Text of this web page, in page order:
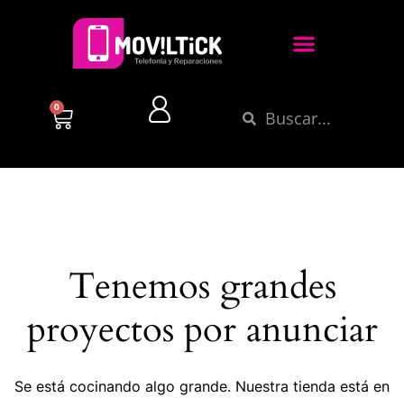
0
Tenemos grandes
proyectos por anunciar
Se está cocinando algo grande. Nuestra tienda está en